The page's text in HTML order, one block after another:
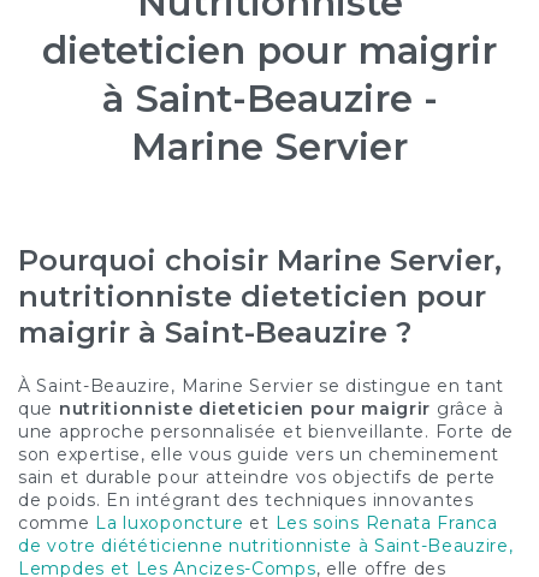
dieteticien pour maigrir
à Saint-Beauzire -
Marine Servier
Pourquoi choisir Marine Servier,
nutritionniste dieteticien pour
maigrir à Saint-Beauzire ?
À Saint-Beauzire, Marine Servier se distingue en tant
que nutritionniste dieteticien pour maigrir grâce à
une approche personnalisée et bienveillante. Forte de
son expertise, elle vous guide vers un cheminement
sain et durable pour atteindre vos objectifs de perte
de poids. En intégrant des techniques innovantes
comme La luxoponcture et Les soins Renata Franca
de votre diététicienne nutritionniste à Saint-Beauzire,
Lempdes et Les Ancizes-Comps, elle offre des